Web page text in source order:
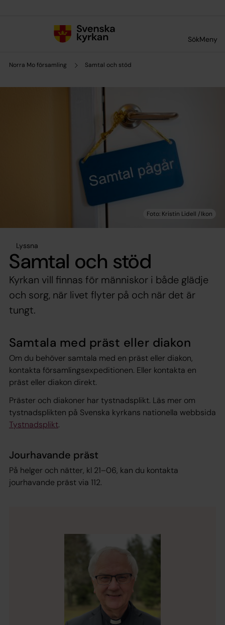
SökMeny
Norra Mo församling Samtal och stöd
Lyssna
Samtal och stöd
Kyrkan vill finnas för människor i både glädje
och sorg, när livet flyter på och när det är
tungt.
Samtala med präst eller diakon
Om du behöver samtala med en präst eller diakon,
kontakta församlingsexpeditionen. Eller kontakta en
präst eller diakon direkt.
Präster och diakoner har tystnadsplikt. Läs mer om
tystnadsplikten på Svenska kyrkans nationella webbsida
Tystnadsplikt.
Jourhavande präst
På helger och nätter, kl 21–06, kan du kontakta
jourhavande präst via 112.